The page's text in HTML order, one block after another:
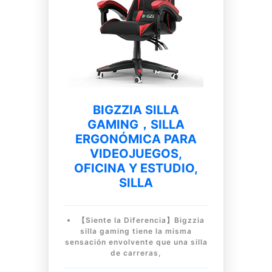
BIGZZIA SILLA
GAMING，SILLA
ERGONÓMICA PARA
VIDEOJUEGOS,
OFICINA Y ESTUDIO,
SILLA
【Siente la Diferencia】Bigzzia
silla gaming tiene la misma
sensación envolvente que una silla
de carreras,